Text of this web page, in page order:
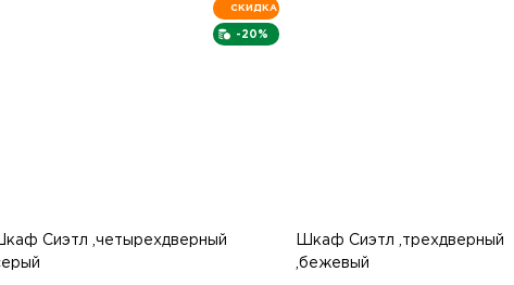
-20%
СКИДКА
Сиэтл ,четырехдверный
Шкаф Сиэтл ,трехдверный
,бежевый